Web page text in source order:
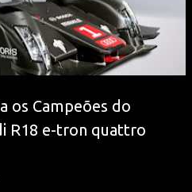
os Campeões do
R18 e-tron quattro